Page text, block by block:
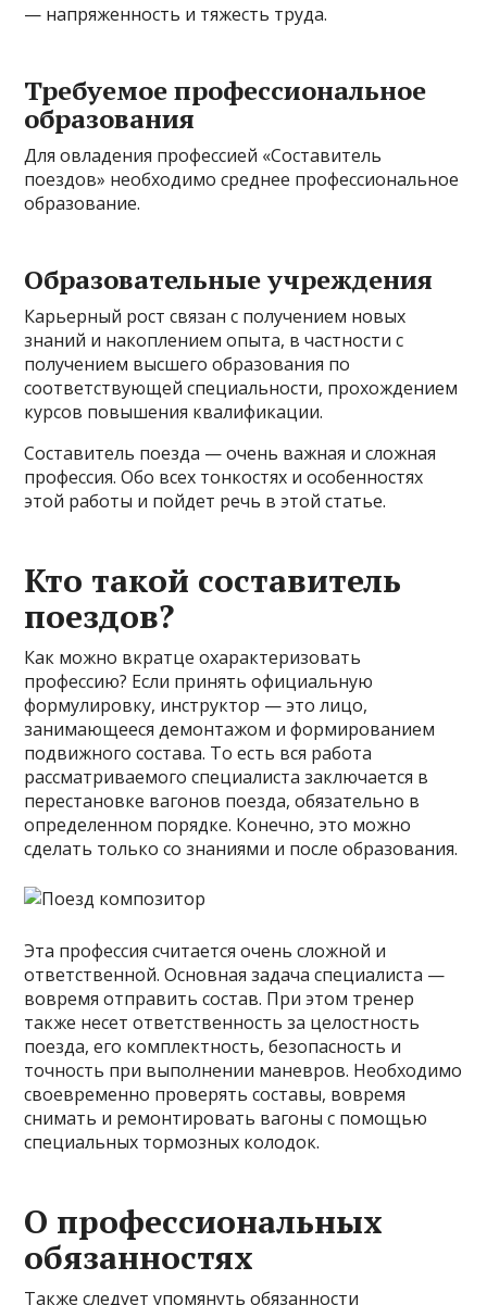
— напряженность и тяжесть труда.
Требуемое профессиональное
образования
Для овладения профессией «Составитель
поездов» необходимо среднее профессиональное
образование.
Образовательные учреждения
Карьерный рост связан с получением новых
знаний и накоплением опыта, в частности с
получением высшего образования по
соответствующей специальности, прохождением
курсов повышения квалификации.
Составитель поезда — очень важная и сложная
профессия. Обо всех тонкостях и особенностях
этой работы и пойдет речь в этой статье.
Кто такой составитель
поездов?
Как можно вкратце охарактеризовать
профессию? Если принять официальную
формулировку, инструктор — это лицо,
занимающееся демонтажом и формированием
подвижного состава. То есть вся работа
рассматриваемого специалиста заключается в
перестановке вагонов поезда, обязательно в
определенном порядке. Конечно, это можно
сделать только со знаниями и после образования.
Эта профессия считается очень сложной и
ответственной. Основная задача специалиста —
вовремя отправить состав. При этом тренер
также несет ответственность за целостность
поезда, его комплектность, безопасность и
точность при выполнении маневров. Необходимо
своевременно проверять составы, вовремя
снимать и ремонтировать вагоны с помощью
специальных тормозных колодок.
О профессиональных
обязанностях
Также следует упомянуть обязанности